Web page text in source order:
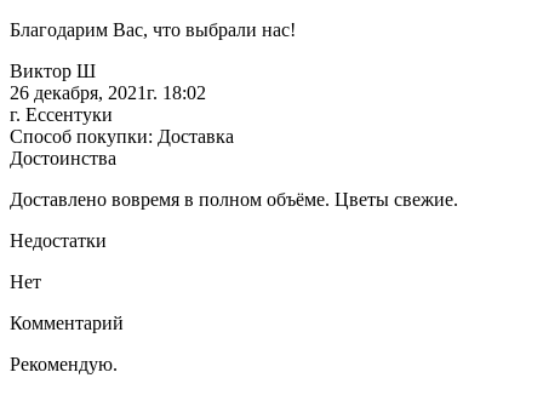
Благодарим Вас, что выбрали нас!
Виктор Ш
26 декабря, 2021г. 18:02
г. Ессентуки
Способ покупки: Доставка
Достоинства
Доставлено вовремя в полном объёме. Цветы свежие.
Недостатки
Нет
Комментарий
Рекомендую.